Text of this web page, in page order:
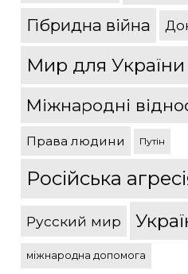
Гібридна війна
Мир для України
Міжнародні
Права людини Путін
Російська
Русский мир
міжнародна допомога